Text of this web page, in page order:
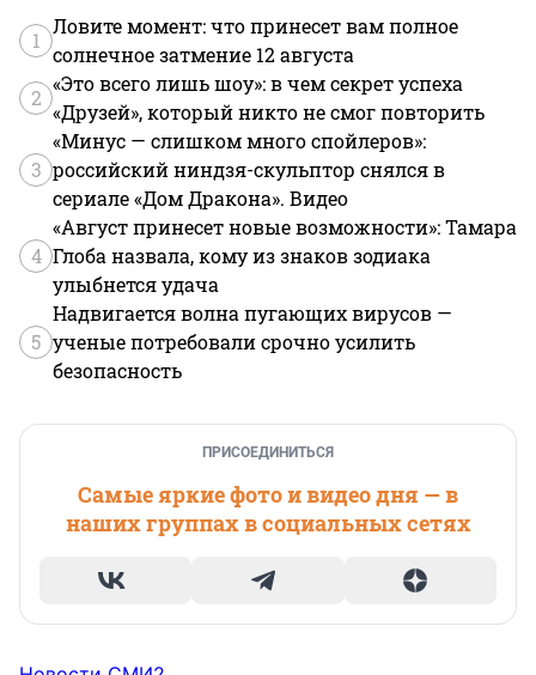
1
Ловите момент: что принесет вам полное
солнечное затмение 12 августа
2
«Это всего лишь шоу»: в чем секрет успеха
«Друзей», который никто не смог повторить
3
«Минус — слишком много спойлеров»:
российский ниндзя-скульптор снялся в
сериале «Дом Дракона». Видео
4
«Август принесет новые возможности»: Тамара
Глоба назвала, кому из знаков зодиака
улыбнется удача
5
Надвигается волна пугающих вирусов —
ученые потребовали срочно усилить
безопасность
ПРИСОЕДИНИТЬСЯ
Самые яркие фото и видео дня — в
наших группах в социальных сетях